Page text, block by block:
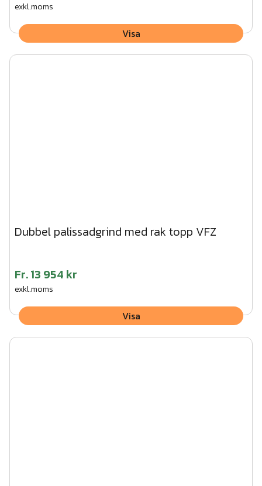
exkl.moms
Visa
Dubbel palissadgrind med rak topp VFZ
Fr.13 954 kr
exkl.moms
Visa